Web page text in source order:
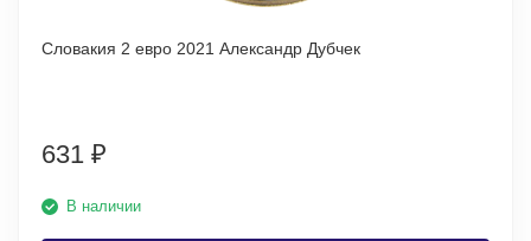
Словакия 2 евро 2021 Александр Дубчек
631 ₽
В наличии